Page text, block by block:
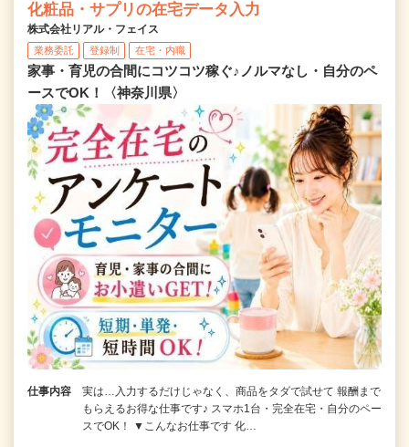
化粧品・サプリの在宅データ入力
株式会社リアル・フェイス
業務委託 登録制 在宅・内職
家事・育児の合間にコツコツ稼ぐ♪ノルマなし・自分のペ
ースでOK！〈神奈川県〉
仕事内容
実は…入力するだけじゃなく、商品をタダで試せて 報酬まで
もらえるお得な仕事です♪ スマホ1台・完全在宅・自分のペー
スでOK！ ▼こんなお仕事です 化…